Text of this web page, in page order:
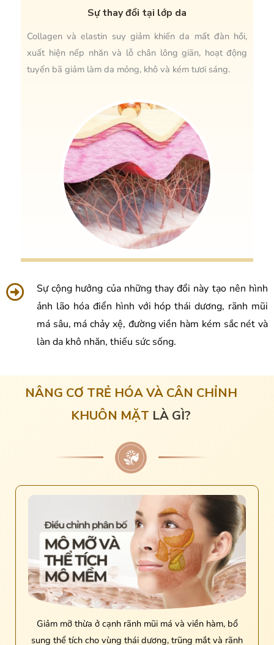
Sự thay đổi tại lớp da
Collagen và elastin suy giảm khiến da mất đàn hồi,
xuất hiện nếp nhăn và lỗ chân lông giãn, hoạt động
tuyến bã giảm làm da mỏng, khô và kém tươi sáng.
Sự cộng hưởng của những thay đổi này tạo nên hình
ảnh lão hóa điển hình với hóp thái dương, rãnh mũi
má sâu, má chảy xệ, đường viền hàm kém sắc nét và
làn da khô nhăn, thiếu sức sống.
NÂNG CƠ TRẺ HÓA VÀ CÂN CHỈNH
KHUÔN MẶT LÀ GÌ?
Giảm mỡ thừa ở cạnh rãnh mũi má và viền hàm, bổ
sung thể tích cho vùng thái dương, trũng mắt và rãnh